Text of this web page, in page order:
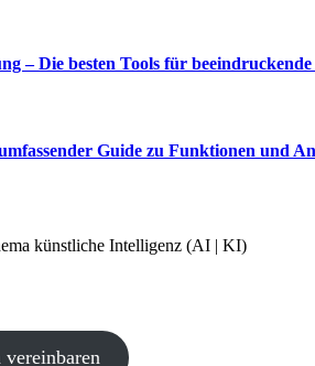
– Die besten Tools für
Guide zu Funktionen und
künstliche Intelligenz (AI | KI)
vereinbaren